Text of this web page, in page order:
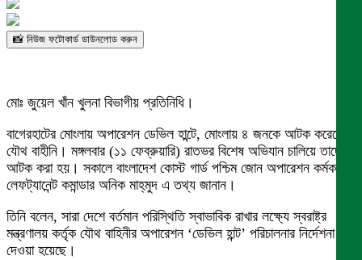
📸 নিউজ ফটোকার্ড ডাউনলোড করুন
মোঃ জুয়েল খাঁন খুলনা বিভাগীয় প্রতিনিধি।
বাগেরহাটের মোংলায় অপারেশন ডেভিল হান্টে, মোংলায় ৪ জনকে আটক করেছে
যৌথ বাহীনি। মঙ্গলবার (১১ ফেব্রুয়ারি) রাতভর বিশেষ অভিযান চালিয়ে তাদের
আটক করা হয়। সকালে বাংলাদেশ কোস্ট গার্ড পশ্চিম জোন অপারেশন কর্মকর্তা
লেফট্যানেন্ট কমান্ডার অনিক মাহ্‌মুদ এ তথ্য জানান।
তিনি বলেন, সারা দেশে বর্তমান পরিস্থিতি স্বাভাবিক রাখার লক্ষ্যে স্বরাষ্ট্র
মন্ত্রণালয় কর্তৃক যৌথ বাহিনীর অপারেশন ‘ডেভিল হান্ট’ পরিচালনার নির্দেশনা
দেওয়া হয়েছে।